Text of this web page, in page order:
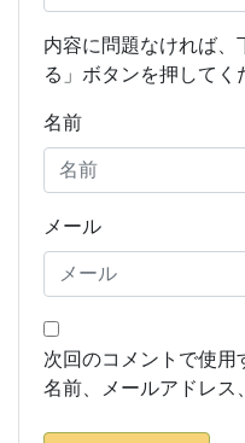
内容に問題なければ、
る」ボタンを押してく
名前
メール
次回のコメントで使用
名前、メールアドレス